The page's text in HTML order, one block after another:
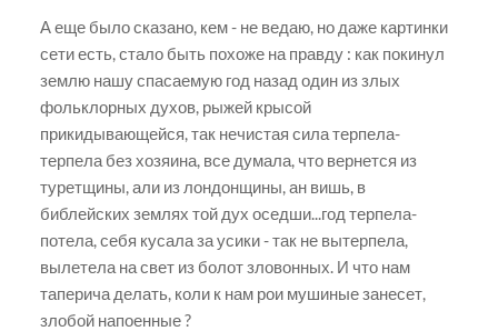
А еще было сказано, кем - не ведаю, но даже картинки
сети есть, стало быть похоже на правду : как покинул
землю нашу спасаемую год назад один из злых
фольклорных духов, рыжей крысой
прикидывающейся, так нечистая сила терпела-
терпела без хозяина, все думала, что вернется из
туретщины, али из лондонщины, ан вишь, в
библейских землях той дух оседши...год терпела-
потела, себя кусала за усики - так не вытерпела,
вылетела на свет из болот зловонных. И что нам
таперича делать, коли к нам рои мушиные занесет,
злобой напоенные ?